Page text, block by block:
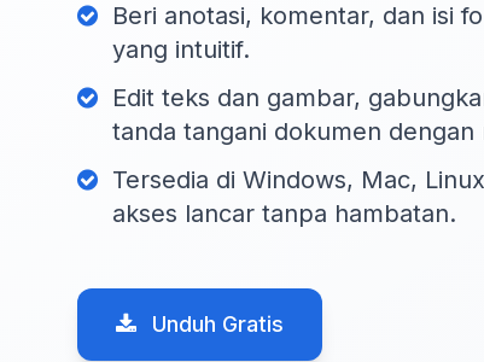
Beri anotasi, komentar, dan isi
yang intuitif.
Edit teks dan gambar,
tanda tangani dokumen dengan
Tersedia di Windows, Mac,
akses lancar tanpa hambatan.
Unduh Gratis